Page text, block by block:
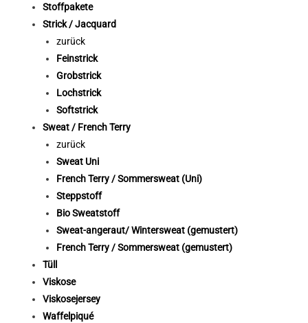
Stoffpakete
Strick / Jacquard
zurück
Feinstrick
Grobstrick
Lochstrick
Softstrick
Sweat / French Terry
zurück
Sweat Uni
French Terry / Sommersweat (Uni)
Steppstoff
Bio Sweatstoff
Sweat-angeraut/ Wintersweat (gemustert)
French Terry / Sommersweat (gemustert)
Tüll
Viskose
Viskosejersey
Waffelpiqué